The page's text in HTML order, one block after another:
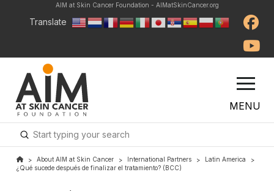
AIM at Skin Cancer Foundation - AIMatSkinCancer.org
Translate
MENU
Search
Submit
> About AIM at Skin Cancer > International Partners > Latin America
>
¿Qué sucede después de finalizar el tratamiento? (BCC)